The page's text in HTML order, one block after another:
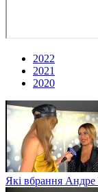
2022
2021
2020
Які вбрання Андре